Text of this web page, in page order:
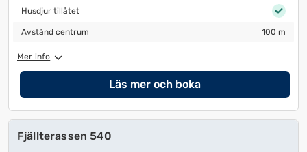
Husdjur tillåtet
Husdjur tillåtet
Avstånd centrum
Avstånd centrum 100 m
Mer info
Läs mer och boka
Fjällterassen 540